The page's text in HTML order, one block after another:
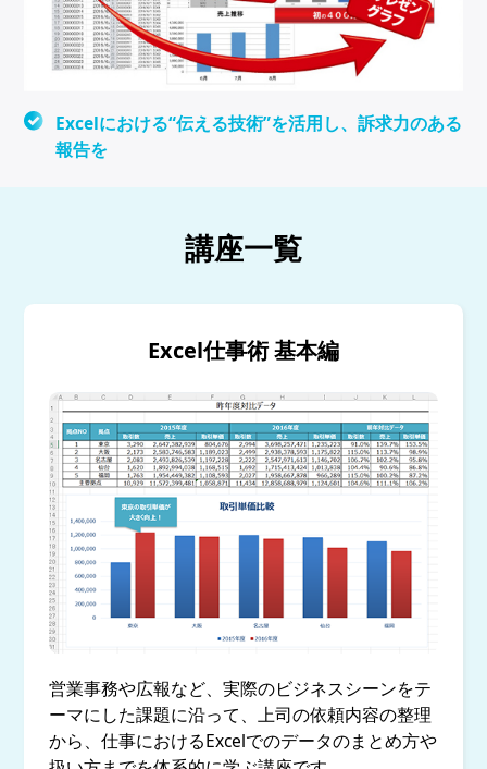
Excelにおける“伝える技術”を活用し、訴求力のある
報告を
講座一覧
Excel仕事術 基本編
営業事務や広報など、実際のビジネスシーンをテ
ーマにした課題に沿って、上司の依頼内容の整理
から、仕事におけるExcelでのデータのまとめ方や